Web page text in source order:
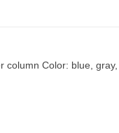
Color: blue,